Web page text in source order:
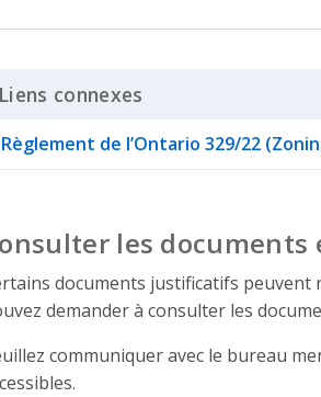
Liens connexes
Règlement de l’Ontario 329/22
les documents
documents justificatifs peuvent
demander à consulter les
communiquer avec le bureau